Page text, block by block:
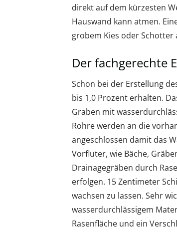
direkt auf dem kürzesten
Hauswand kann atmen.
grobem Kies oder Schotter
Der fachgerechte
Schon bei der Erstellung
bis 1,0 Prozent erhalten.
Graben mit
Rohre werden an die
angeschlossen damit das
Vorfluter, wie Bäche,
Drainagegräben durch
erfolgen. 15 Zentimeter
wachsen zu lassen. Sehr
wasserdurchlässigem
Rasenfläche und ein